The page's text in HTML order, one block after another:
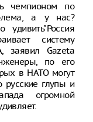
чемпионом по
а у нас?
удивить"Россия
систему
заявил Gazeta
по его
в НАТО могут
русские глупы и
огромной